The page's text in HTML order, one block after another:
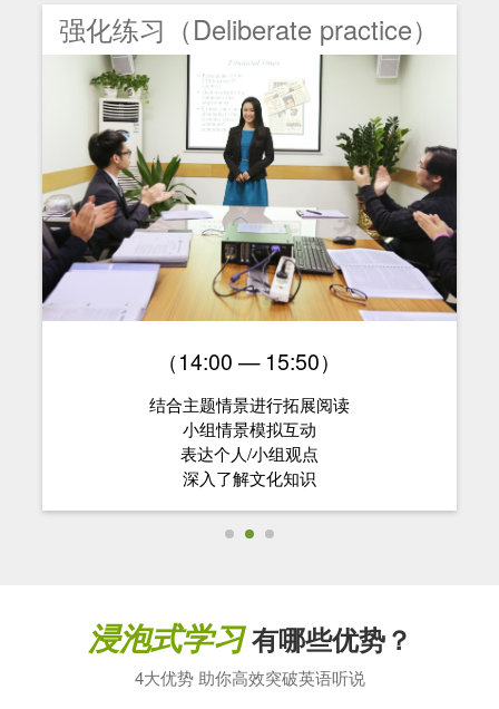
强化练习（Deliberate practice）
（14:00 — 15:50）
结合主题情景进行拓展阅读
小组情景模拟互动
表达个人/小组观点
深入了解文化知识
浸泡式学习有哪些优势？
4大优势 助你高效突破英语听说